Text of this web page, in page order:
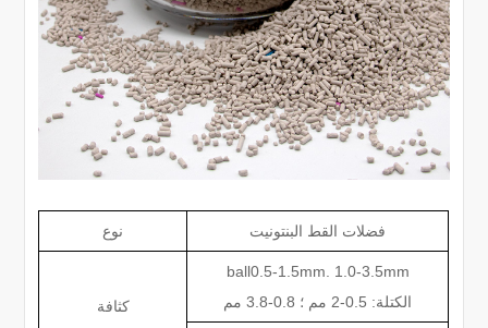
نوع فضلات القط البنتونيت
كثافة
ball0.5-1.5mm. 1.0-3.5mm
الكتلة: 0.5-2 مم ؛ 0.8-3.8 مم